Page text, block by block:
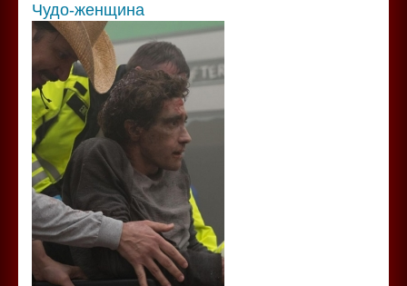
Чудо-женщина